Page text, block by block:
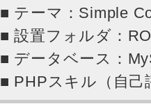
■ テーマ：Simple
■ 設置フォルダ：
■ データベース：
■ PHPスキル（自己